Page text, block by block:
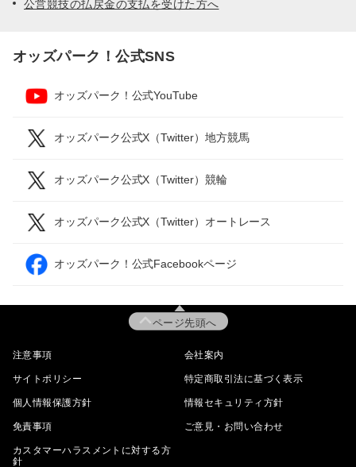
公営競技の払戻金の支払を受けた方へ
オッズパーク！公式SNS
オッズパーク！公式YouTube
オッズパーク公式X（Twitter）地方競馬
オッズパーク公式X（Twitter）競輪
オッズパーク公式X（Twitter）オートレース
オッズパーク！公式Facebookページ
ページ先頭へ
注意事項 会社案内
サイトポリシー 特定商取引法に基づく表示
個人情報保護方針 情報セキュリティ方針
免責事項 ご意見・お問い合わせ
カスタマーハラスメントに対する方
針